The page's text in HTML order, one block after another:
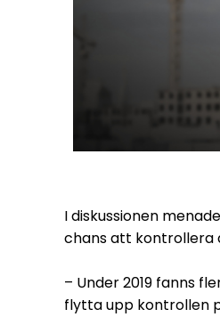
I diskussionen
chans att kontrollera
– Under 2019 fanns
flytta upp kontrollen